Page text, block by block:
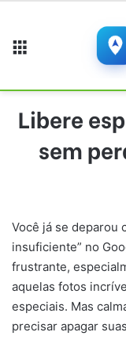
Libere
sem
Você já se deparou
insuficiente” no
frustrante,
aquelas fotos
especiais. Mas
precisar apagar